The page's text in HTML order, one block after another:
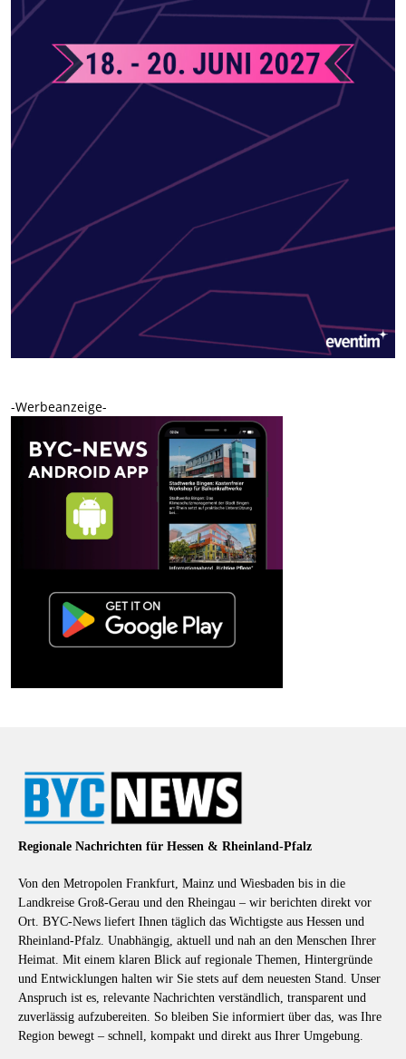
-Werbeanzeige-
Regionale Nachrichten für Hessen & Rheinland-Pfalz
Von den Metropolen Frankfurt, Mainz und Wiesbaden bis in die
Landkreise Groß-Gerau und den Rheingau – wir berichten direkt vor
Ort. BYC-News liefert Ihnen täglich das Wichtigste aus Hessen und
Rheinland-Pfalz. Unabhängig, aktuell und nah an den Menschen Ihrer
Heimat. Mit einem klaren Blick auf regionale Themen, Hintergründe
und Entwicklungen halten wir Sie stets auf dem neuesten Stand. Unser
Anspruch ist es, relevante Nachrichten verständlich, transparent und
zuverlässig aufzubereiten. So bleiben Sie informiert über das, was Ihre
Region bewegt – schnell, kompakt und direkt aus Ihrer Umgebung.